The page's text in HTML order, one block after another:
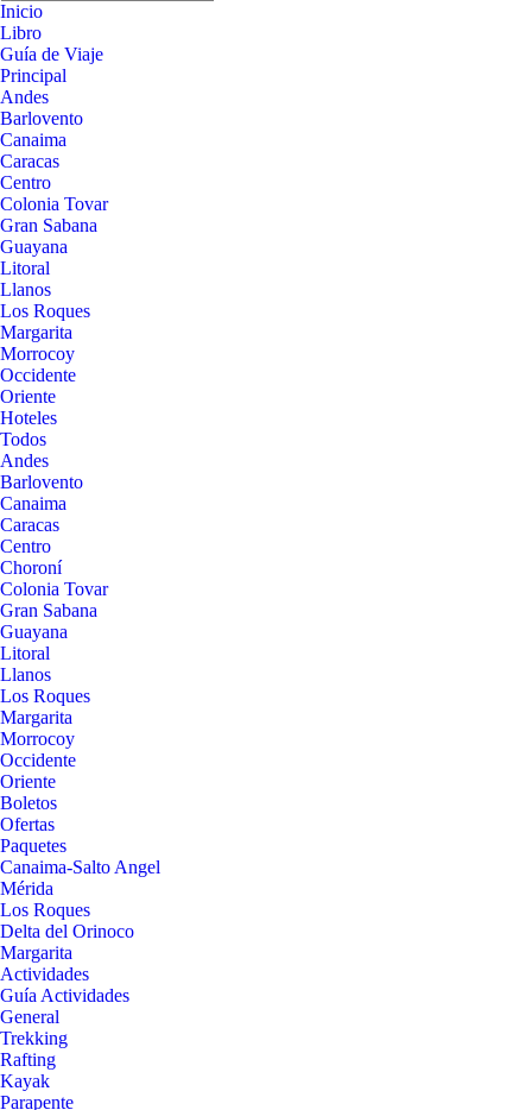
Inicio
Libro
Guía de Viaje
Principal
Andes
Barlovento
Canaima
Caracas
Centro
Colonia Tovar
Gran Sabana
Guayana
Litoral
Llanos
Los Roques
Margarita
Morrocoy
Occidente
Oriente
Hoteles
Todos
Andes
Barlovento
Canaima
Caracas
Centro
Choroní
Colonia Tovar
Gran Sabana
Guayana
Litoral
Llanos
Los Roques
Margarita
Morrocoy
Occidente
Oriente
Boletos
Ofertas
Paquetes
Canaima-Salto Angel
Mérida
Los Roques
Delta del Orinoco
Margarita
Actividades
Guía Actividades
General
Trekking
Rafting
Kayak
Parapente